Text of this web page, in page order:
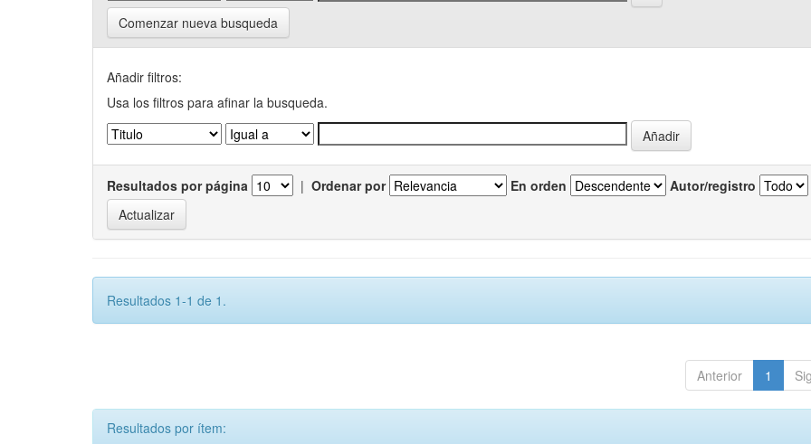
Comenzar nueva busqueda
Añadir filtros:
Usa los filtros para afinar la busqueda.
Resultados por página | Ordenar por En orden Autor/registro
Resultados 1-1 de 1.
Anterior 1
Resultados por ítem: